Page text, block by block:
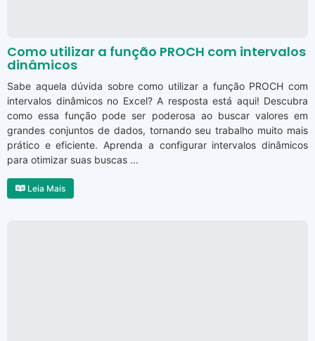
Como utilizar a função PROCH com intervalos
dinâmicos
Sabe aquela dúvida sobre como utilizar a função PROCH com
intervalos dinâmicos no Excel? A resposta está aqui! Descubra
como essa função pode ser poderosa ao buscar valores em
grandes conjuntos de dados, tornando seu trabalho muito mais
prático e eficiente. Aprenda a configurar intervalos dinâmicos
para otimizar suas buscas ...
Leia Mais